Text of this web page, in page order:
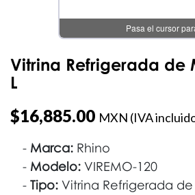
Pasa el cursor
Vitrina Refrigerada de
L
$16,885.00 MXN (IVA
Marca: Rhino
Modelo: VIREMO-120
Tipo: Vitrina Refrigerada